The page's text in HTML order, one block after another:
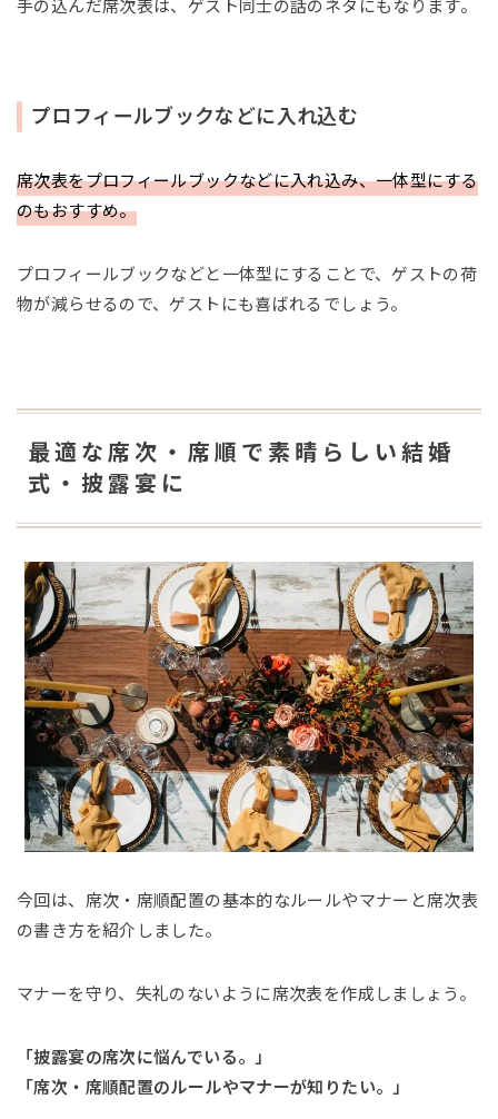
手の込んだ席次表は、ゲスト同士の話のネタにもなります。
プロフィールブックなどに入れ込む
席次表をプロフィールブックなどに入れ込み、一体型にする
のもおすすめ。
プロフィールブックなどと一体型にすることで、ゲストの荷
物が減らせるので、ゲストにも喜ばれるでしょう。
最適な席次・席順で素晴らしい結婚
式・披露宴に
今回は、席次・席順配置の基本的なルールやマナーと席次表
の書き方を紹介しました。
マナーを守り、失礼のないように席次表を作成しましょう。
「披露宴の席次に悩んでいる。」
「席次・席順配置のルールやマナーが知りたい。」